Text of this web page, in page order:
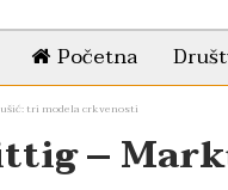
Početna
tri modela crkvenosti
–